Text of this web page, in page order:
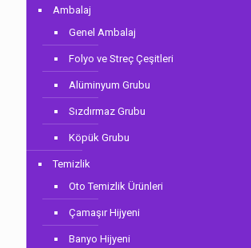
Ambalaj
Genel Ambalaj
Folyo ve Streç Çeşitleri
Alüminyum Grubu
Sızdırmaz Grubu
Köpük Grubu
Temizlik
Oto Temizlik Ürünleri
Çamaşır Hijyeni
Banyo Hijyeni